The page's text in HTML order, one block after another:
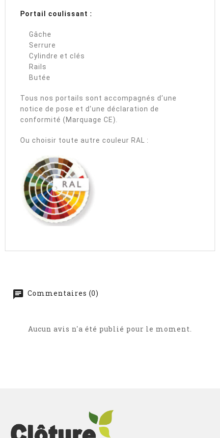
Portail coulissant :
Gâche
Serrure
Cylindre et clés
Rails
Butée
Tous nos portails sont accompagnés d’une
notice de pose et d’une déclaration de
conformité (Marquage CE).
Ou choisir toute autre couleur RAL :
Commentaires (0)
Aucun avis n'a été publié pour le moment.